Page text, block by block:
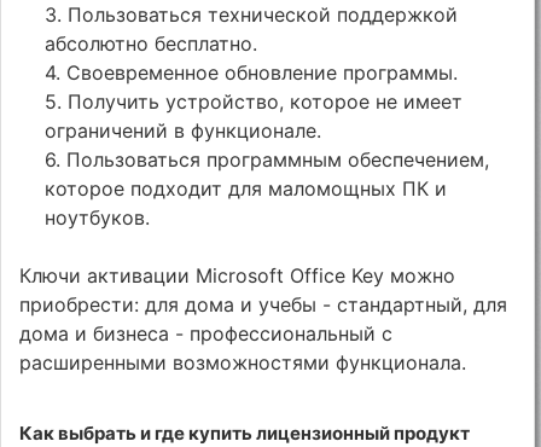
3. Пользоваться технической поддержкой
абсолютно бесплатно.
4. Своевременное обновление программы.
5. Получить устройство, которое не имеет
ограничений в функционале.
6. Пользоваться программным обеспечением,
которое подходит для маломощных ПК и
ноутбуков.
Ключи активации Microsoft Office Key можно
приобрести: для дома и учебы - стандартный, для
дома и бизнеса - профессиональный с
расширенными возможностями функционала.
Как выбрать и где купить лицензионный продукт